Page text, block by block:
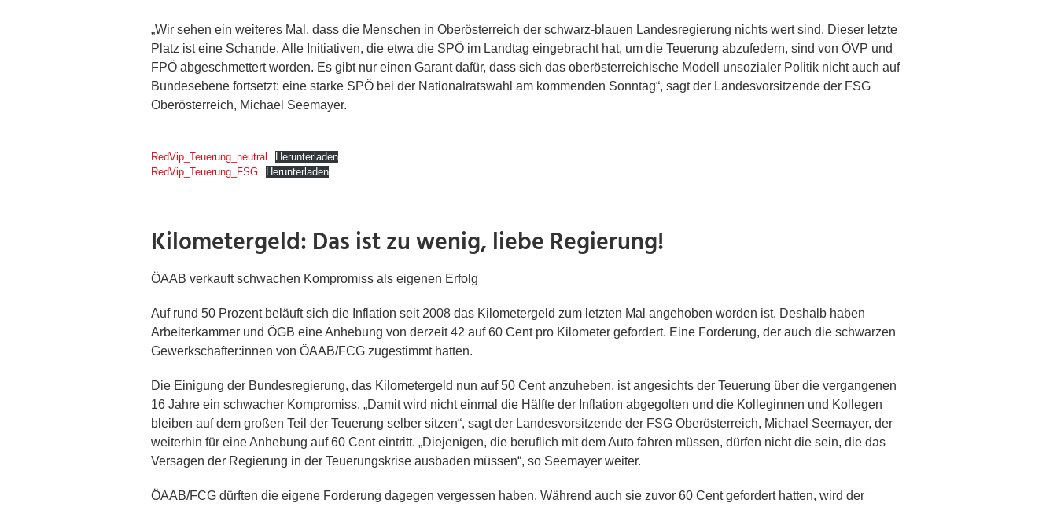
„Wir sehen ein weiteres Mal, dass die Menschen in Oberösterreich der schwarz-blauen Landesregierung nichts wert sind. Dieser letzte
Platz ist eine Schande. Alle Initiativen, die etwa die SPÖ im Landtag eingebracht hat, um die Teuerung abzufedern, sind von ÖVP und
FPÖ abgeschmettert worden. Es gibt nur einen Garant dafür, dass sich das oberösterreichische Modell unsozialer Politik nicht auch auf
Bundesebene fortsetzt: eine starke SPÖ bei der Nationalratswahl am kommenden Sonntag“, sagt der Landesvorsitzende der FSG
Oberösterreich, Michael Seemayer.
RedVip_Teuerung_neutral
Herunterladen
RedVip_Teuerung_FSG
Herunterladen
Kilometergeld: Das ist zu wenig, liebe Regierung!
ÖAAB verkauft schwachen Kompromiss als eigenen Erfolg
Auf rund 50 Prozent beläuft sich die Inflation seit 2008 das Kilometergeld zum letzten Mal angehoben worden ist. Deshalb haben
Arbeiterkammer und ÖGB eine Anhebung von derzeit 42 auf 60 Cent pro Kilometer gefordert. Eine Forderung, der auch die schwarzen
Gewerkschafter:innen von ÖAAB/FCG zugestimmt hatten.
Die Einigung der Bundesregierung, das Kilometergeld nun auf 50 Cent anzuheben, ist angesichts der Teuerung über die vergangenen
16 Jahre ein schwacher Kompromiss. „Damit wird nicht einmal die Hälfte der Inflation abgegolten und die Kolleginnen und Kollegen
bleiben auf dem großen Teil der Teuerung selber sitzen“, sagt der Landesvorsitzende der FSG Oberösterreich, Michael Seemayer, der
weiterhin für eine Anhebung auf 60 Cent eintritt. „Diejenigen, die beruflich mit dem Auto fahren müssen, dürfen nicht die sein, die das
Versagen der Regierung in der Teuerungskrise ausbaden müssen“, so Seemayer weiter.
ÖAAB/FCG dürften die eigene Forderung dagegen vergessen haben. Während auch sie zuvor 60 Cent gefordert hatten, wird der